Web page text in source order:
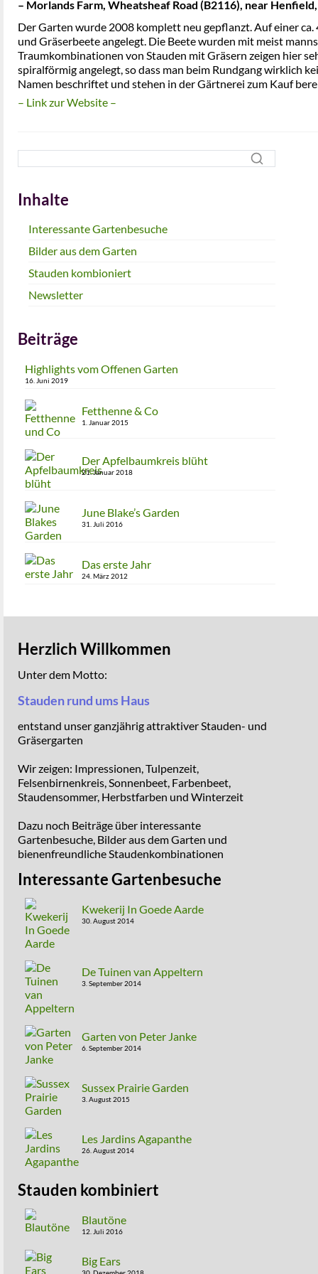
– Morlands Farm, Wheatsheaf Road (B2116), near
Der Garten wurde 2008 komplett neu gepflanzt. Auf einer
und Gräserbeete angelegt. Die Beete wurden mit meist
Traumkombinationen von Stauden mit Gräsern zeigen hier
spiralförmig angelegt, so dass man beim Rundgang wirklich
Namen beschriftet und stehen in der Gärtnerei zum Kauf
– Link zur Website –
Inhalte
Interessante Gartenbesuche
Bilder aus dem Garten
Stauden kombioniert
Newsletter
Beiträge
Highlights vom Offenen Garten
16. Juni 2019
Fetthenne & Co
1. Januar 2015
Der Apfelbaumkreis blüht
21. Januar 2018
June Blake’s Garden
31. Juli 2016
Das erste Jahr
24. März 2012
Herzlich Willkommen
Unter dem Motto:
Stauden rund ums Haus
entstand unser ganzjährig attraktiver Stauden- und
Gräsergarten
Wir zeigen: Impressionen, Tulpenzeit,
Felsenbirnenkreis, Sonnenbeet, Farbenbeet,
Staudensommer, Herbstfarben und Winterzeit
Dazu noch Beiträge über interessante
Gartenbesuche, Bilder aus dem Garten und
bienenfreundliche Staudenkombinationen
Interessante Gartenbesuche
Kwekerij In Goede Aarde
30. August 2014
De Tuinen van Appeltern
3. September 2014
Garten von Peter Janke
6. September 2014
Sussex Prairie Garden
3. August 2015
Les Jardins Agapanthe
26. August 2014
Stauden kombiniert
Blautöne
12. Juli 2016
Big Ears